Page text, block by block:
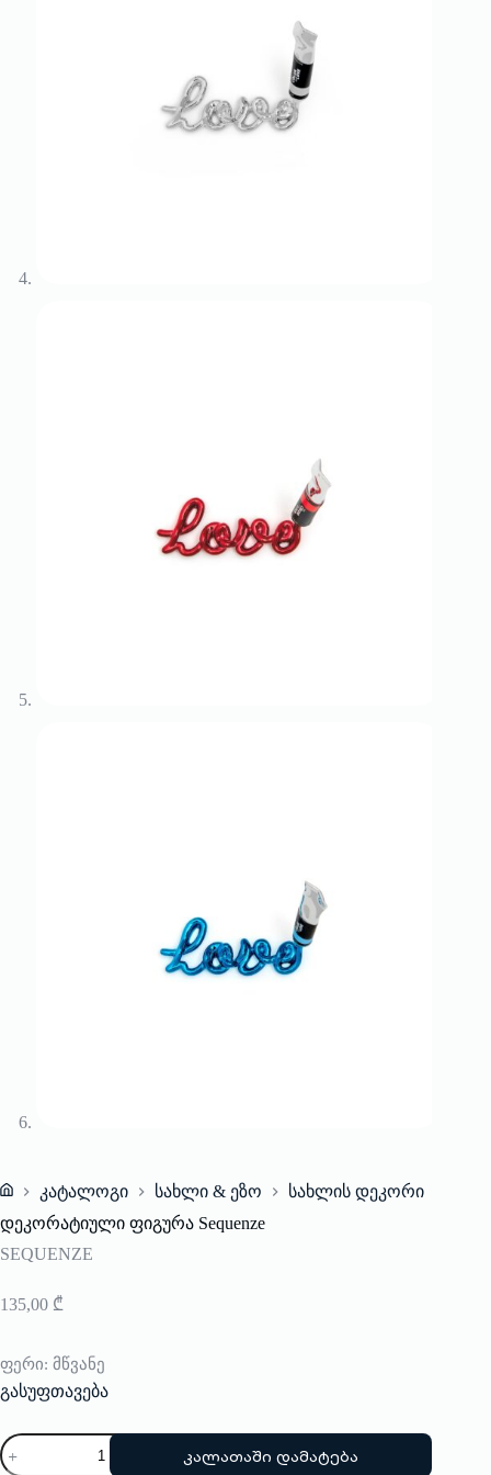
Home
კატალოგი სახლი & ეზო
სახლის დეკორი
დეკორატიული ფიგურა Sequenze
SEQUENZE
135,00 ₾
ფერი: მწვანე
გასუფთავება
რაოდენობა:
დეკორატიული
კალათაში დამატება